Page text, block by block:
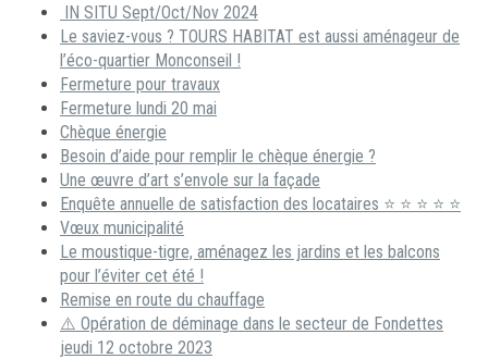
IN SITU Sept/Oct/Nov 2024
Le saviez-vous ? TOURS HABITAT est aussi aménageur de
l’éco-quartier Monconseil !
Fermeture pour travaux
Fermeture lundi 20 mai
Chèque énergie
Besoin d’aide pour remplir le chèque énergie ?
Une œuvre d’art s’envole sur la façade
Enquête annuelle de satisfaction des locataires ⭐ ⭐ ⭐ ⭐ ⭐
Vœux municipalité
Le moustique-tigre, aménagez les jardins et les balcons
pour l’éviter cet été !
Remise en route du chauffage
⚠️ Opération de déminage dans le secteur de Fondettes
jeudi 12 octobre 2023